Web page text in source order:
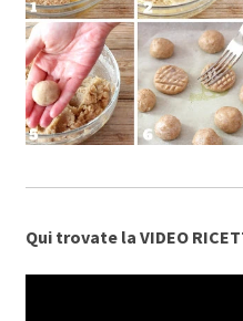
Qui trovate la VIDEO